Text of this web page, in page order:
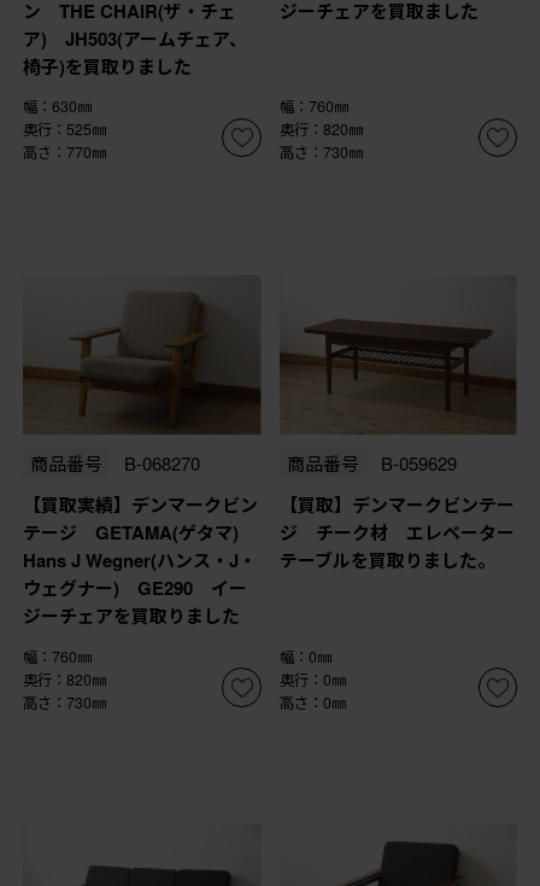
ン THE CHAIR(ザ・チェ
ア) JH503(アームチェア、
椅子)を買取りました
幅：630㎜
奥行：525㎜
高さ：770㎜
ジーチェアを買取ました
幅：760㎜
奥行：820㎜
高さ：730㎜
商品番号 B-068270
【買取実績】デンマークビン
テージ GETAMA(ゲタマ)
Hans J Wegner(ハンス・J・
ウェグナー) GE290 イー
ジーチェアを買取りました
幅：760㎜
奥行：820㎜
高さ：730㎜
商品番号 B-059629
【買取】デンマークビンテー
ジ チーク材 エレベーター
テーブルを買取りました。
幅：0㎜
奥行：0㎜
高さ：0㎜